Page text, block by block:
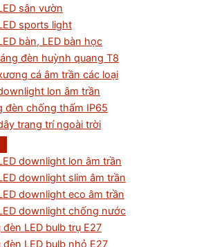
sân vườn
sports light
bàn, LED bàn học
đèn huỳnh quang T8
cá âm trần các loại
lon âm trần
đèn chống thấm IP65
trang trí ngoài trời
downlight lon âm trần
downlight slim âm trần
downlight eco âm trần
downlight chống nước
đèn LED bulb trụ E27
đèn LED bulb nhỏ E27